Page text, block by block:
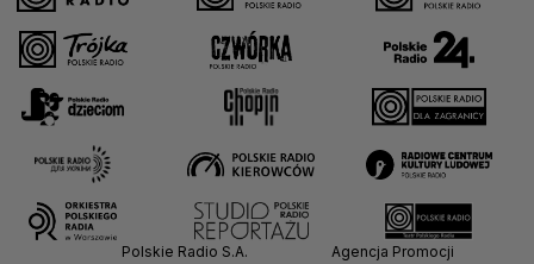
Polskie Radio S.A.
Agencja Promocji